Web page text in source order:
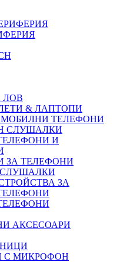
ЛОВ
& ЛАПТОПИ
МОБИЛНИ ТЕЛЕФОНИ
СЛУШАЛКИ
И
ЗА ТЕЛЕФОНИ
ЗА
АКСЕСОАРИ
С МИКРОФОН